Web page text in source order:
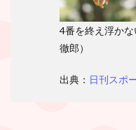
4番を終え浮か
徹郎）
出典： 日刊スポ